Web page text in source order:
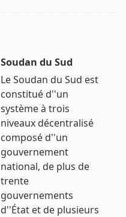
Soudan du Sud
Le Soudan du Sud est
constitué d''un
système à trois
niveaux décentralisé
composé d''un
gouvernement
national, de plus de
trente
gouvernements
d''État et de plusieurs